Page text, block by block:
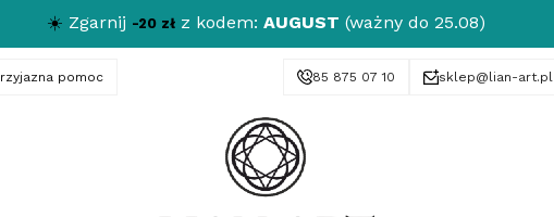
☀️ Zgarnij -20 zł z kodem: AUGUST (ważny do 25.08)
pomoc 85 875 07 10 sklep@lian-art.pl